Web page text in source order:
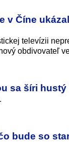
v Číne
televízii
obdivovateľ
sa šíri
bude so